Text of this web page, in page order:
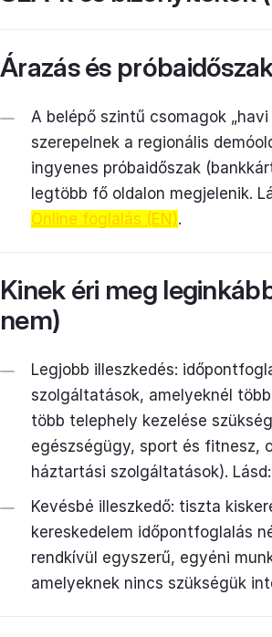
Árazás és
A belépő szintű csomagok „havi
szerepelnek a regionális
ingyenes próbaidőszak
legtöbb fő oldalon megjelenik.
Online foglalás (EN).
Kinek éri meg
nem)
Legjobb illeszkedés:
szolgáltatások, amelyeknél
több telephely kezelése
egészségügy, sport és fitnesz,
háztartási szolgáltatások). Lásd:
Kevésbé illeszkedő: tiszta
kereskedelem időpontfoglalás
rendkívül egyszerű, egyéni
amelyeknek nincs szükségük